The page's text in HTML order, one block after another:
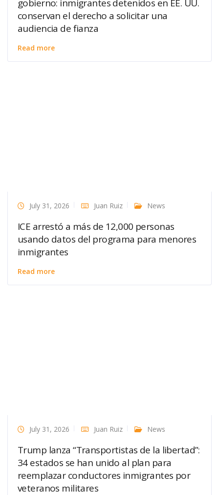
gobierno: inmigrantes detenidos en EE. UU.
conservan el derecho a solicitar una
audiencia de fianza
Read more
July 31, 2026 Juan Ruiz News
ICE arrestó a más de 12,000 personas
usando datos del programa para menores
inmigrantes
Read more
July 31, 2026 Juan Ruiz News
Trump lanza “Transportistas de la libertad”:
34 estados se han unido al plan para
reemplazar conductores inmigrantes por
veteranos militares